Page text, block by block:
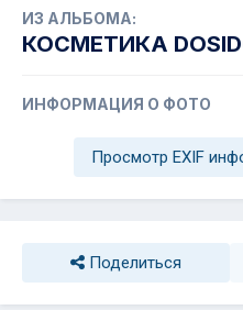
ИЗ АЛЬБОМА:
КОСМЕТИКА
ИНФОРМАЦИЯ О ФОТО
Просмотр EXIF
Поделиться